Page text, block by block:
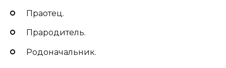
Праотец.
Прародитель.
Родоначальник.